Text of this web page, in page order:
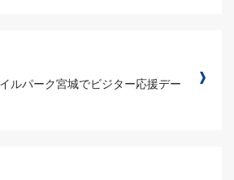
ルパーク宮城でビジター応援デー